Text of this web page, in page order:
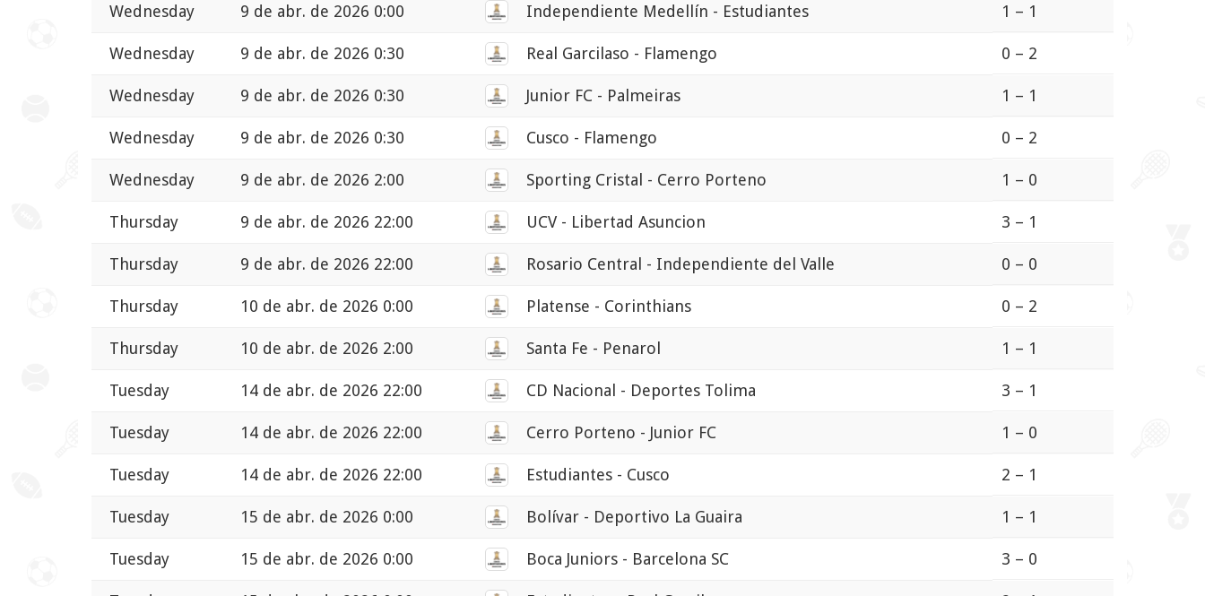
Wednesday 9 de abr. de 2026 0:00 Independiente Medellín - Estudiantes 1 – 1
Wednesday 9 de abr. de 2026 0:30 Real Garcilaso - Flamengo 0 – 2
Wednesday 9 de abr. de 2026 0:30 Junior FC - Palmeiras 1 – 1
Wednesday 9 de abr. de 2026 0:30 Cusco - Flamengo 0 – 2
Wednesday 9 de abr. de 2026 2:00 Sporting Cristal - Cerro Porteno 1 – 0
Thursday 9 de abr. de 2026 22:00 UCV - Libertad Asuncion 3 – 1
Thursday 9 de abr. de 2026 22:00 Rosario Central - Independiente del Valle 0 – 0
Thursday 10 de abr. de 2026 0:00 Platense - Corinthians 0 – 2
Thursday 10 de abr. de 2026 2:00 Santa Fe - Penarol 1 – 1
Tuesday 14 de abr. de 2026 22:00 CD Nacional - Deportes Tolima 3 – 1
Tuesday 14 de abr. de 2026 22:00 Cerro Porteno - Junior FC 1 – 0
Tuesday 14 de abr. de 2026 22:00 Estudiantes - Cusco 2 – 1
Tuesday 15 de abr. de 2026 0:00 Bolívar - Deportivo La Guaira 1 – 1
Tuesday 15 de abr. de 2026 0:00 Boca Juniors - Barcelona SC 3 – 0